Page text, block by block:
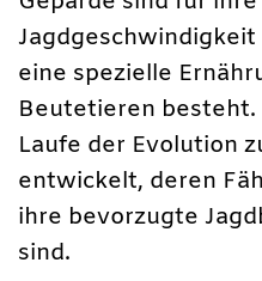
eine spezielle
Beutetieren besteht.
Laufe der Evolution
entwickelt, deren
ihre bevorzugte
sind.